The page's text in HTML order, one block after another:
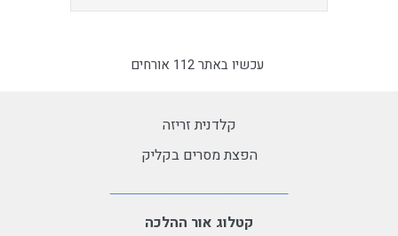
עכשיו באתר 112 אורחים
קלדנית זריזה
הפצת מסרים בקליק
קטלוג אור ההלכה